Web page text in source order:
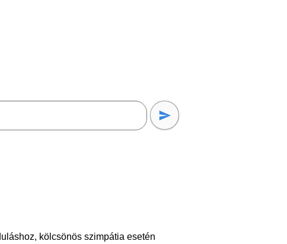
kölcsönös szimpátia esetén